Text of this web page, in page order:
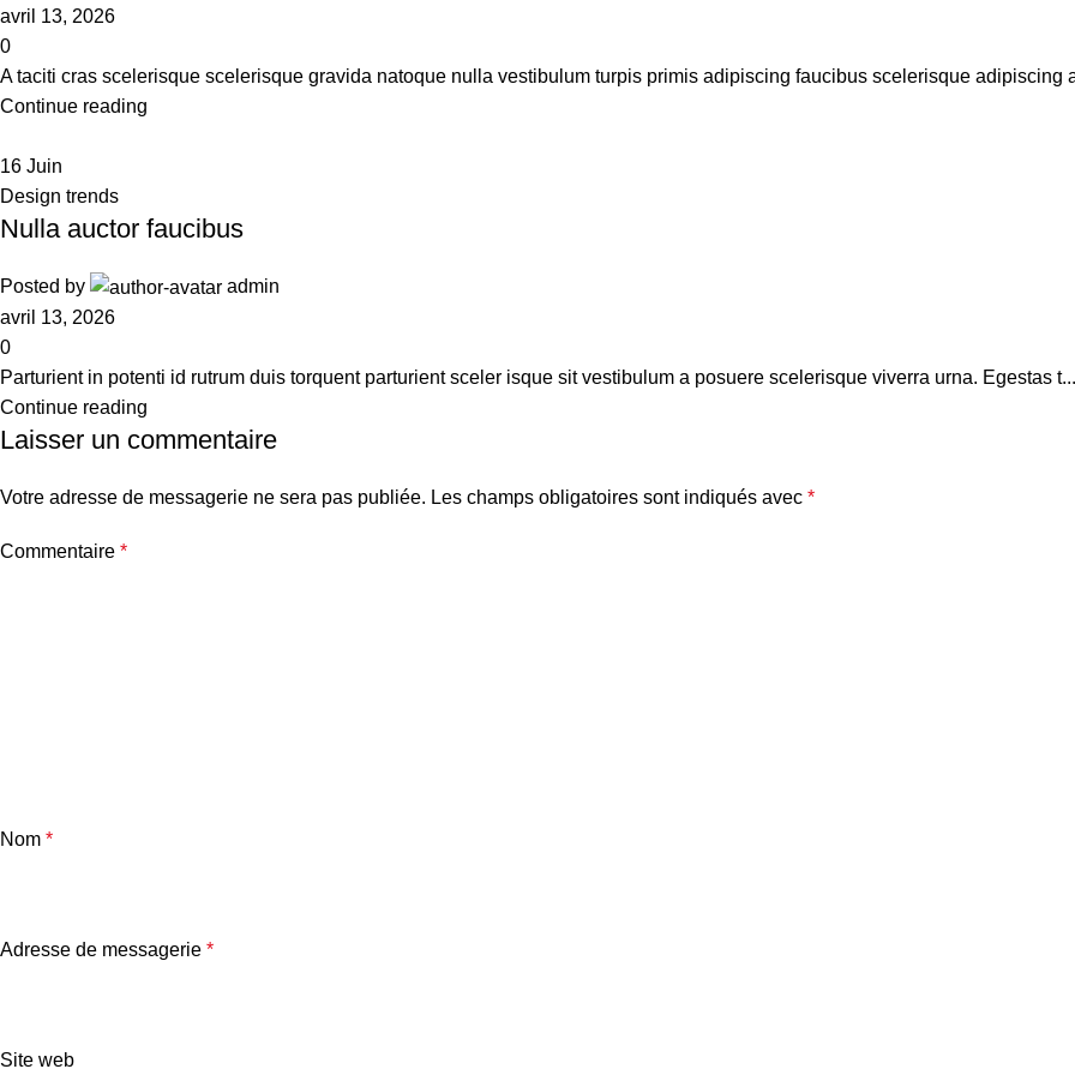
avril 13, 2026
0
A taciti cras scelerisque scelerisque gravida natoque nulla vestibulum turpis primis adipiscing faucibus scelerisque adipiscing
Continue reading
16 Juin
Design trends
Nulla auctor faucibus
Posted by
admin
avril 13, 2026
0
Parturient in potenti id rutrum duis torquent parturient sceler isque sit vestibulum a posuere scelerisque viverra urna. Egestas t...
Continue reading
Laisser un commentaire
Votre adresse de messagerie ne sera pas publiée. Les champs obligatoires sont indiqués avec *
Commentaire *
Nom *
Adresse de messagerie *
Site web